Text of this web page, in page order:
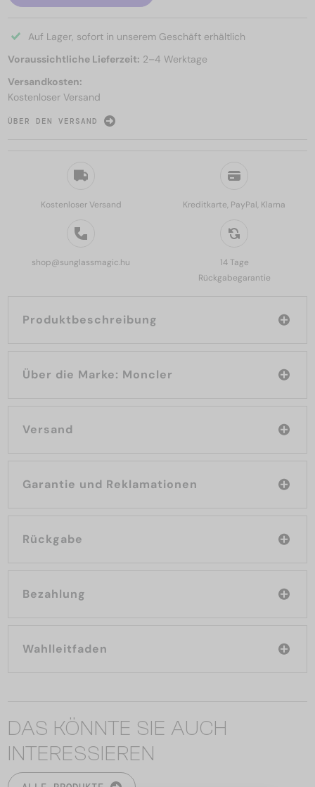
Kostenloser Versand Kreditkarte, PayPal, Klarna
shop@sunglassmagic.hu
14 Tage
Rückgabegarantie
Produktbeschreibung
Über die Marke: Moncler
Versand
Garantie und Reklamationen
Rückgabe
Bezahlung
Wahlleitfaden
Auf Lager, sofort in unserem Geschäft erhältlich
Voraussichtliche Lieferzeit: 2–4 Werktage
Versandkosten:
Kostenloser Versand
ÜBER DEN VERSAND
DAS KÖNNTE SIE AUCH
INTERESSIEREN